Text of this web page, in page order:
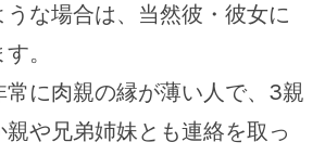
な場合は、当然彼・彼女に
。
常に肉親の縁が薄い人で、3親
や兄弟姉妹とも連絡を取っ